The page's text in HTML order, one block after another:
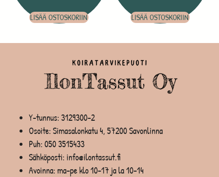
LISÄÄ OSTOSKORIIN LISÄÄ OSTOSKORIIN
Y-tunnus: 3129300-2
Osoite: Simasalonkatu 4, 57200 Savonlinna
Puh: 050 3515433
Sähköposti: info@ilontassut.fi
Avoinna: ma-pe klo 10-17 ja la 10-14